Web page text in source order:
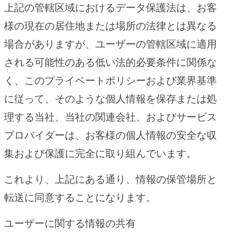
上記の管轄区域におけるデータ保護法は、お客
様の現在の居住地または場所の法律とは異なる
場合がありますが、ユーザーの管轄区域に適用
される可能性のある低い法的必要条件に関係な
く、このプライベートポリシーおよび業界基準
に従って、そのような個人情報を保存または処
理する当社、当社の関連会社、およびサービス
プロバイダーは、お客様の個人情報の安全な収
集および保護に完全に取り組んでいます。
これより、上記にある通り、情報の保管場所と
転送に同意することになります。
ユーザーに関する情報の共有